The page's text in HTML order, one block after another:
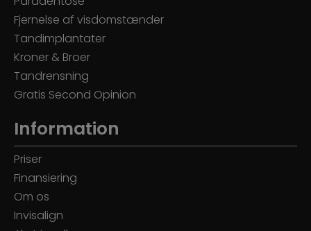
Fjernelse af visdomstænder
Tandimplantater
Kroner & Broer
Tandrensning
Gratis Second Opinion
Information
Priser
Finansiering
Om os
Invisalign